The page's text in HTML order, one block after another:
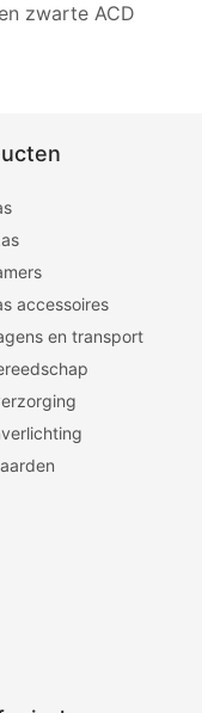
zwarte ACD
accessoires
en transport